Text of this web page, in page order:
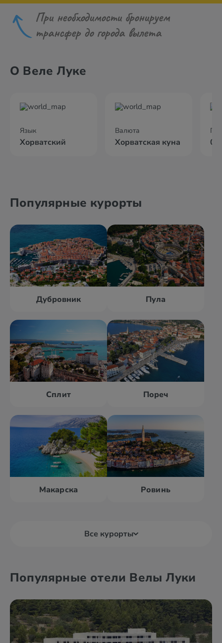
При необходимости бронируем
трансфер до города вылета
О Веле Луке
Язык
Хорватский
Валюта
Хорватская куна
Популярные курорты
Дубровник Пула
Сплит Пореч
Макарска Ровинь
Все курорты
Биоград Водице
Популярные отели Велы Луки